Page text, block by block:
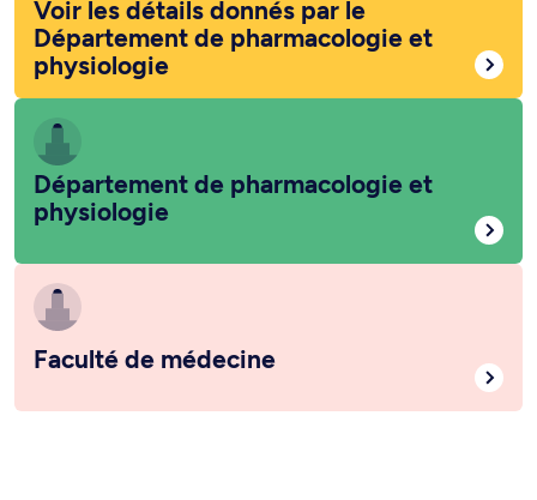
Voir les détails donnés par le
Département de pharmacologie et
physiologie
Département de pharmacologie et
physiologie
Faculté de médecine